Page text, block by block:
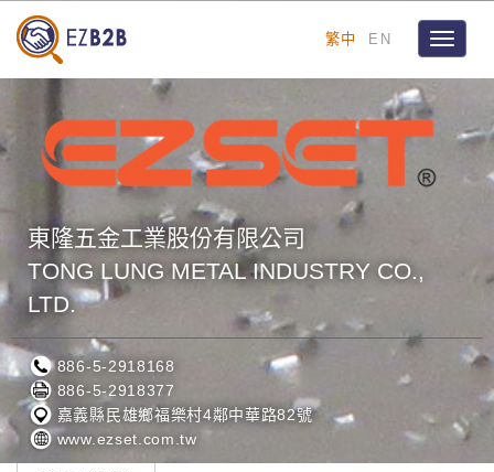
繁中 EN
Toggle
東隆五金工業股份有限公司
TONG LUNG METAL INDUSTRY CO.,
LTD.
886-5-2918168
886-5-2918377
嘉義縣民雄鄉福樂村4鄰中華路82號
www.ezset.com.tw